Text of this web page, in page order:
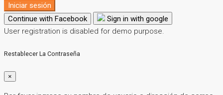
Iniciar sesión
Continue with Facebook
Sign in with google
User registration is disabled for demo purpose.
Restablecer La Contraseña
×